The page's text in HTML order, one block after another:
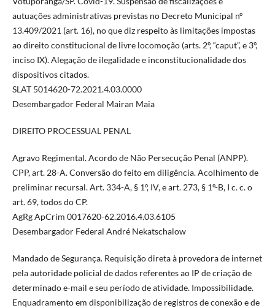
autuações administrativas previstas no Decreto Municipal nº
13.409/2021 (art. 16), no que diz respeito às limitações impostas
ao direito constitucional de livre locomoção (arts. 2º, “caput”, e 3º,
inciso IX). Alegação de ilegalidade e inconstitucionalidade dos
dispositivos citados.
SLAT 5014620-72.2021.4.03.0000
Desembargador Federal Mairan Maia
DIREITO PROCESSUAL PENAL
Agravo Regimental. Acordo de Não Persecução Penal (ANPP).
CPP, art. 28-A. Conversão do feito em diligência. Acolhimento de
preliminar recursal. Art. 334-A, § 1º, IV, e art. 273, § 1º-B, I c. c. o
art. 69, todos do CP.
AgRg ApCrim 0017620-62.2016.4.03.6105
Desembargador Federal André Nekatschalow
Mandado de Segurança. Requisição direta à provedora de internet
pela autoridade policial de dados referentes ao IP de criação de
determinado e-mail e seu período de atividade. Impossibilidade.
Enquadramento em disponibilização de registros de conexão e de